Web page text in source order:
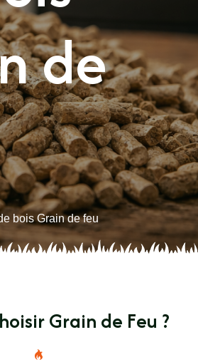
de
bois Grain de feu
Grain de Feu ?